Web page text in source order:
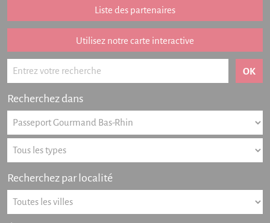
Listing des newsletters
Haut-Rhin
Offres numériques
Partenariat
FAQ
Livre d'or
Contact
Liste des partenaires
Utilisez notre carte interactive
Recherchez dans
Recherchez par localité